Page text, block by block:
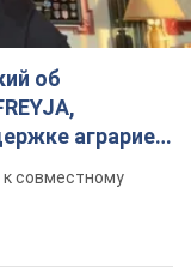
на
ракет